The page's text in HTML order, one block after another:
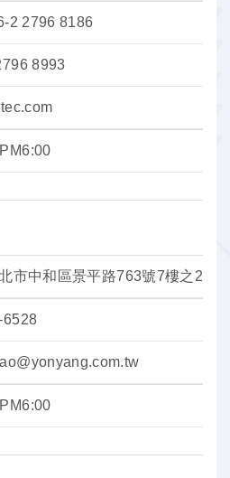
2 2796 8186
8993
6528
市中和區景平路763號7樓之2